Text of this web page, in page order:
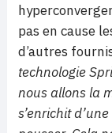
pas en cause
d’autres
technologie
nous allons la
s’enrichit